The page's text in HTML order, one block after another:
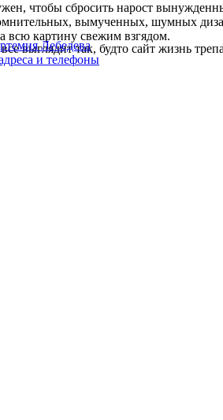
чтобы сбросить нарост
вымученных, шумных
всю картину свежим взгядом.
выглядит так, будто сайт жизнь
Лебедева
и телефоны